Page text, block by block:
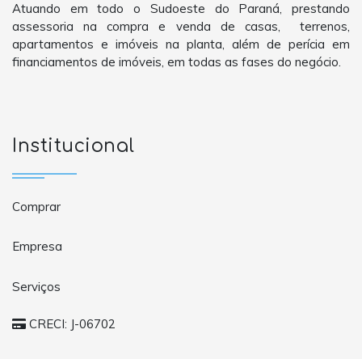
Atuando em todo o Sudoeste do Paraná, prestando
assessoria na compra e venda de casas, terrenos,
apartamentos e imóveis na planta, além de perícia em
financiamentos de imóveis, em todas as fases do negócio.
Institucional
Comprar
Empresa
Serviços
CRECI: J-06702